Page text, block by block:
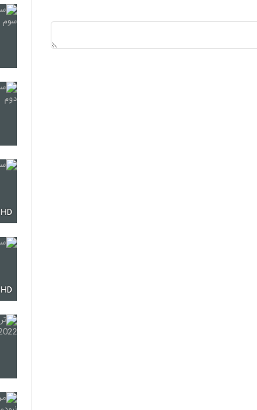
HD
HD